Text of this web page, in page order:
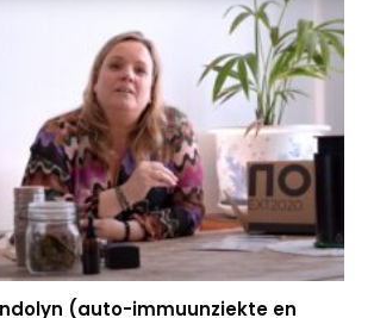
(auto-immuunziekte en